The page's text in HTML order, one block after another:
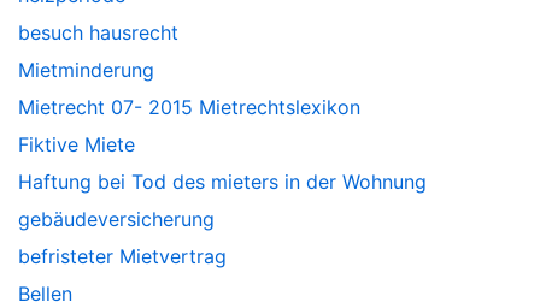
besuch hausrecht
Mietminderung
Mietrecht 07- 2015 Mietrechtslexikon
Fiktive Miete
Haftung bei Tod des mieters in der Wohnung
gebäudeversicherung
befristeter Mietvertrag
Bellen